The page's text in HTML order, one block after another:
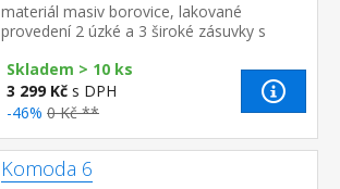
materiál masiv borovice, lakované
provedení 2 úzké a 3 široké zásuvky s
cm
Skladem > 10 ks
3 299 Kč s DPH
-46% 0 Kč **
Komoda 6